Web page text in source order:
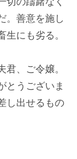
。善意を施し
生にも劣る。
君、ご令嬢。
とうございま
し出せるもの